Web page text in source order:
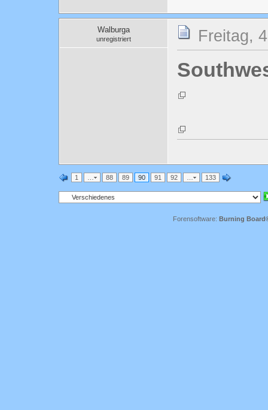
Walburga
unregistriert Freitag,
1 88 89 90 91 92 133
Forensoftware: Burning